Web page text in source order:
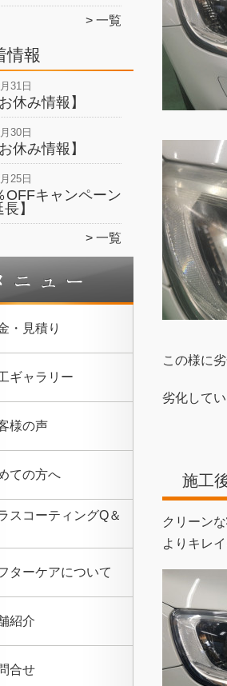
一覧
情報
31日
休み情報】
30日
休み情報】
25日
OFFキャンペーン
】
一覧
・見積り
ギャラリー
様の声
ての方へ
スコーティングQ＆
ターケアについて
紹介
合せ
この様に
劣化して
施工
クリーン
よりキレ